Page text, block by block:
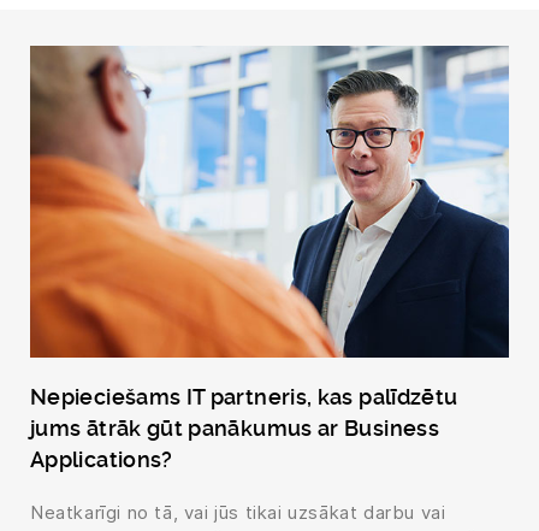
Nepieciešams IT partneris, kas palīdzētu
jums ātrāk gūt panākumus ar Business
Applications?
Neatkarīgi no tā, vai jūs tikai uzsākat darbu vai